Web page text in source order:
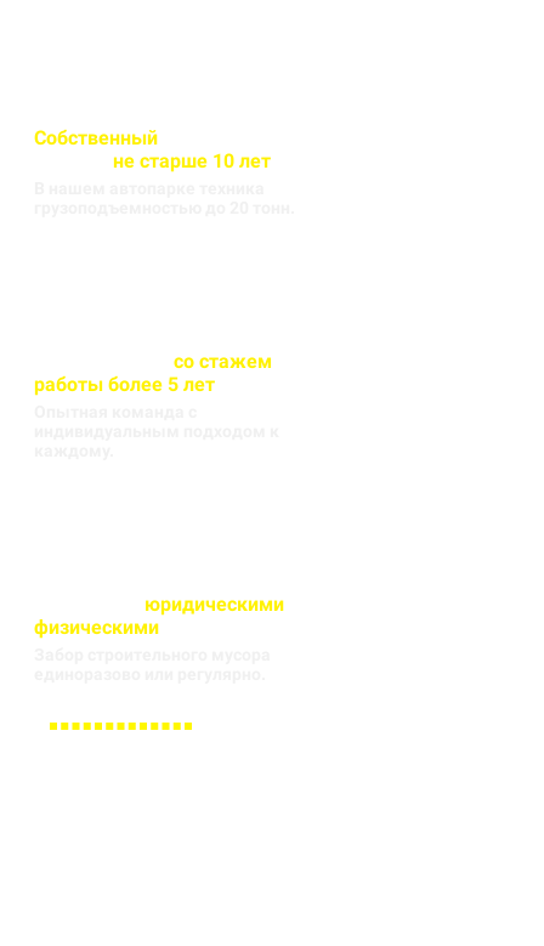
Собственный
не старше 10 лет
со стажем
работы более 5 лет
юридическими
физическими